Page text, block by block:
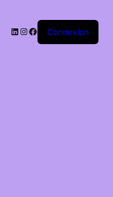
LinkedIn
Instagram
Facebook
Connexion